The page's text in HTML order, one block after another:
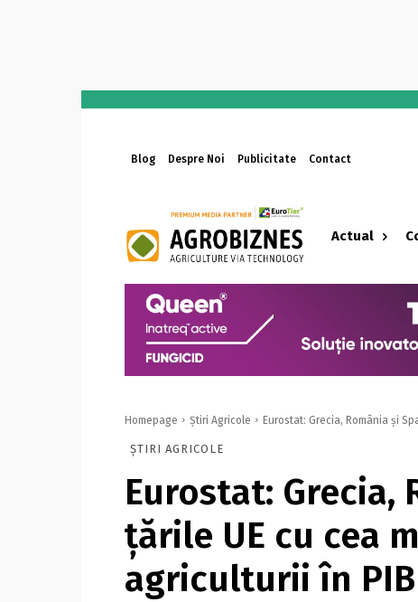
Blog Despre Noi Publicitate Contact
Actual
Homepage Știri Agricole Eurostat: Grecia, România şi
ȘTIRI AGRICOLE
Eurostat: Grecia,
ţările UE cu cea
agriculturii în PIB